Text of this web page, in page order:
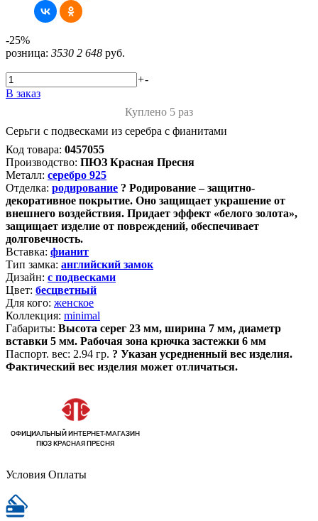
-25%
розница: 3530 2 648 руб.
+-
В заказ
Куплено 5 раз
Серьги с подвесками из серебра с фианитами
Код товара: 0457055
Производство: ПЮЗ Красная Пресня
Металл: серебро 925
Отделка: родирование ? Родирование – защитно-
декоративное покрытие. Оно защищает украшение от
внешнего воздействия. Придает эффект «белого золота»,
защищает изделие от повреждений, обеспечивает
долговечность.
Вставка: фианит
Тип замка: английский замок
Дизайн: с подвесками
Цвет: бесцветный
Для кого: женское
Коллекция: minimal
Габариты: Высота серег 23 мм, ширина 7 мм, диаметр
вставки 5 мм. Рабочая зона крючка застежки 6 мм
Паспорт. вес: 2.94 гр. ? Указан усредненный вес изделия.
Фактический вес изделия может отличаться.
Условия Оплаты